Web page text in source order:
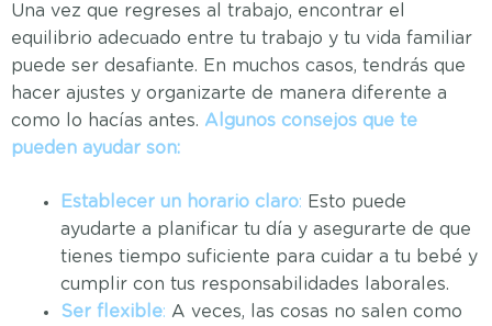
Una vez que regreses al trabajo, encontrar el
equilibrio adecuado entre tu trabajo y tu vida familiar
puede ser desafiante. En muchos casos, tendrás que
hacer ajustes y organizarte de manera diferente a
como lo hacías antes. Algunos consejos que te
pueden ayudar son:
Establecer un horario claro: Esto puede
ayudarte a planificar tu día y asegurarte de que
tienes tiempo suficiente para cuidar a tu bebé y
cumplir con tus responsabilidades laborales.
Ser flexible: A veces, las cosas no salen como